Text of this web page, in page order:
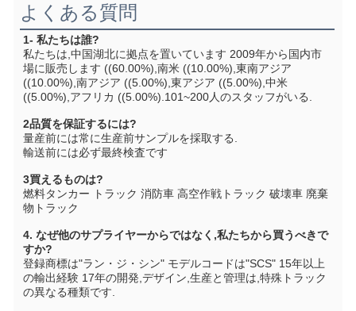
よくある質問
1- 私たちは誰?
私たちは,中国湖北に拠点を置いています 2009年から国内市
場に販売します ((60.00%),南米 ((10.00%),東南アジア
((10.00%),南アジア ((5.00%),東アジア ((5.00%),中米
((5.00%),アフリカ ((5.00%).101~200人のスタッフがいる.
2品質を保証するには?
量産前には常に生産前サンプルを採取する.
輸送前には必ず最終検査です
3買えるものは?
燃料タンカー トラック 消防車 高空作戦トラック 破壊車 廃棄
物トラック
4. なぜ他のサプライヤーからではなく,私たちから買うべきで
すか?
登録商標は"ラン・ジ・シン" モデルコードは"SCS" 15年以上
の輸出経験 17年の開発,デザイン,生産と管理は,特殊トラック
の異なる種類です.